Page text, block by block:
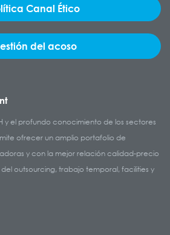
Canal Ético
del acoso
y el profundo conocimiento de los sectores
ofrecer un amplio portafolio de
y con la mejor relación calidad-precio
outsourcing, trabajo temporal, facilities y